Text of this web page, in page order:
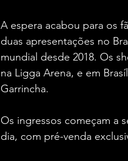
A espera acabou para os
duas apresentações no
mundial desde 2018. Os
na Ligga Arena, e em
Garrincha.
Os ingressos começam a
dia, com pré-venda